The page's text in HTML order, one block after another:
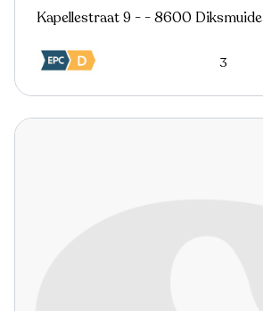
Kapellestraat 9 - - 8600 Diksmuide
3